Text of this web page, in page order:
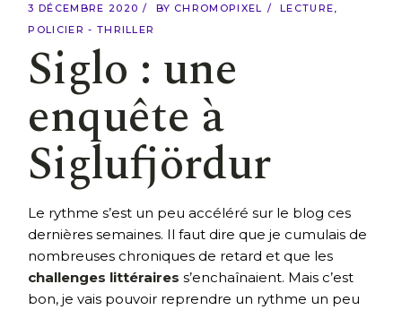
3 DÉCEMBRE 2020 BY CHROMOPIXEL
LECTURE
POLICIER - THRILLER
Siglo : une
enquête à
Siglufjördur
Le rythme s’est un peu accéléré sur le blog ces
dernières semaines. Il faut dire que je cumulais de
nombreuses chroniques de retard et que les
challenges littéraires s’enchaînaient. Mais c’est
bon, je vais pouvoir reprendre un rythme un peu